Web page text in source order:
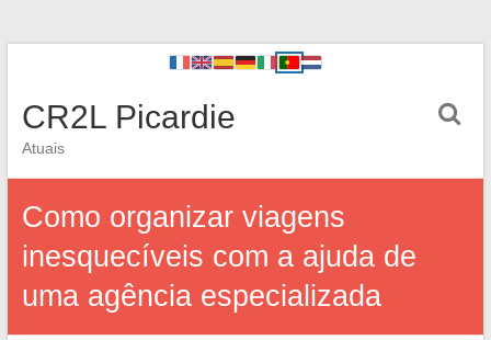
CR2L Picardie
Atuais
Como organizar viagens
inesquecíveis com a ajuda de
uma agência especializada